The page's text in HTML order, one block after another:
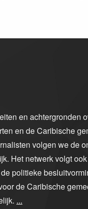
en achtergronden
en de Caribische
volgen we de
Het netwerk volgt
politieke
de Caribische
...